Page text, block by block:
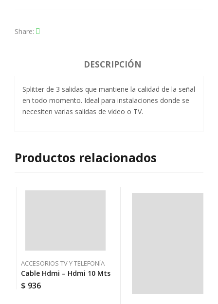
Share
DESCRIPCIÓN
Splitter de 3 salidas que mantiene la calidad de la señal
en todo momento. Ideal para instalaciones donde se
necesiten varias salidas de video o TV.
Productos relacionados
ACCESORIOS TV Y TELEFONÍA
Cable Hdmi – Hdmi 10 Mts
$ 936